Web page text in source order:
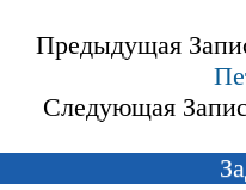
Предыдущая
Следующая